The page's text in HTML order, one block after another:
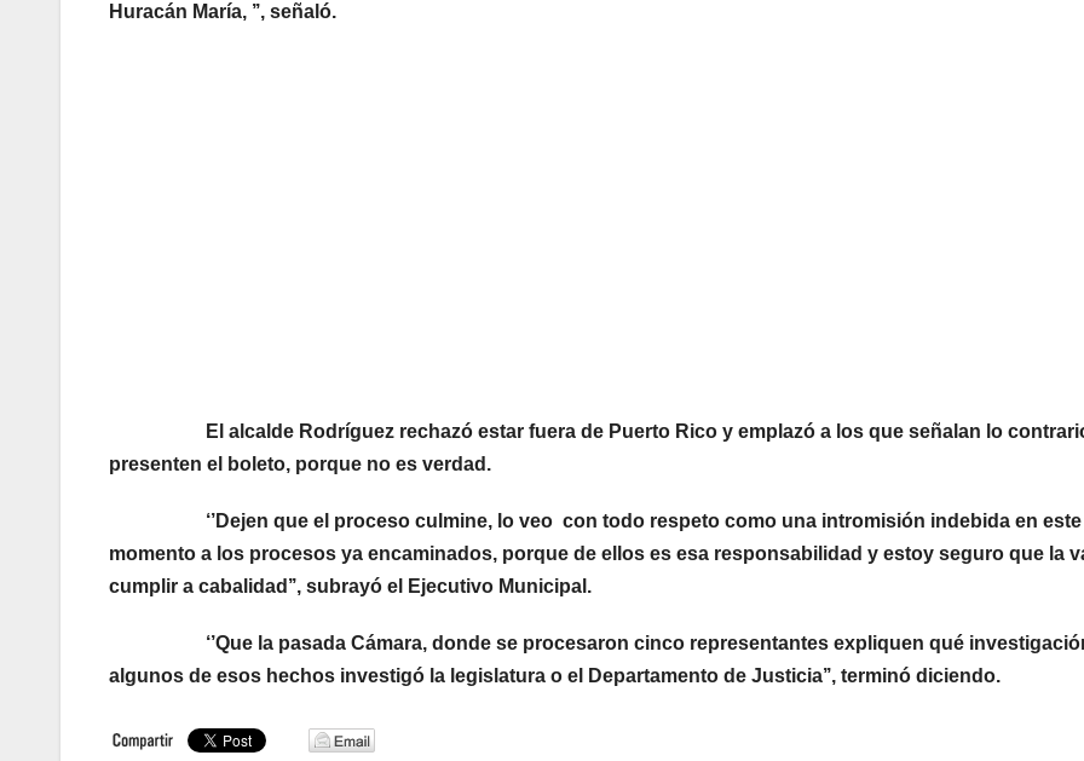
Huracán María, ’’, señaló.
El alcalde Rodríguez rechazó estar fuera de Puerto Rico y emplazó a los que señalan lo
presenten el boleto, porque no es verdad.
‘’Dejen que el proceso culmine, lo veo con todo respeto como una intromisión indebida en este
momento a los procesos ya encaminados, porque de ellos es esa responsabilidad y estoy seguro que la
cumplir a cabalidad’’, subrayó el Ejecutivo Municipal.
‘’Que la pasada Cámara, donde se procesaron cinco representantes expliquen qué
algunos de esos hechos investigó la legislatura o el Departamento de Justicia’’, terminó diciendo.